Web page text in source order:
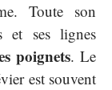
Toute son
et ses lignes
poignets. Le
est souvent